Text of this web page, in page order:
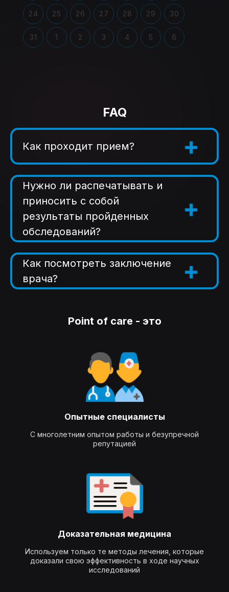
24 25 26 27 28 29 30
31 1 2 3 4 5 6
FAQ
Как проходит прием?
Нужно ли распечатывать и
приносить с собой
результаты пройденных
обследований?
Как посмотреть заключение
врача?
Point of care - это
Опытные специалисты
С многолетним опытом работы и безупречной
репутацией
Доказательная медицина
Используем только те методы лечения, которые
доказали свою эффективность в ходе научных
исследований